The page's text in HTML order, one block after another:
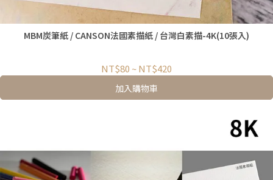
MBM炭筆紙 / CANSON法國素描紙 / 台灣白素描-4K(10張入)
NT$80 ~NT$420
加入購物車